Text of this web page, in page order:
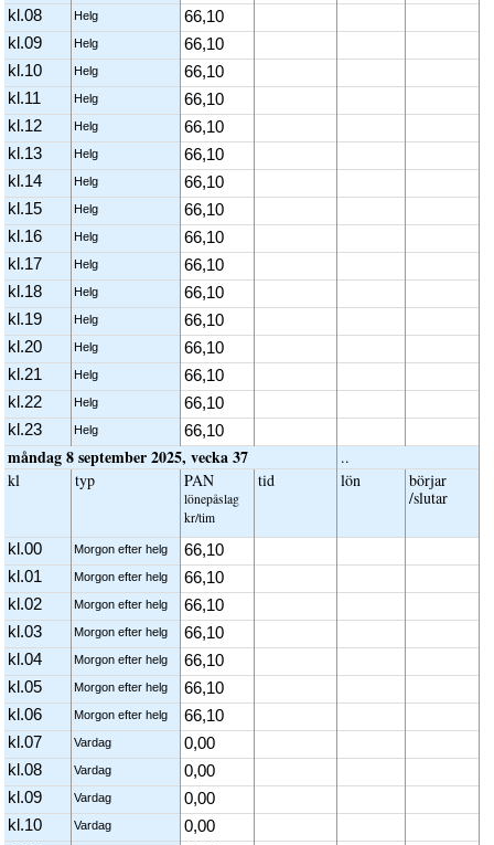
kl.08 Helg
66,10
kl.09
Helg
66,10
kl.10
Helg
66,10
kl.11
Helg
66,10
kl.12
Helg
66,10
kl.13
Helg
66,10
kl.14
Helg
66,10
kl.15
Helg
66,10
kl.16
Helg
66,10
kl.17
Helg
66,10
kl.18
Helg
66,10
kl.19
Helg
66,10
kl.20
Helg
66,10
kl.21
Helg
66,10
kl.22
Helg
66,10
kl.23
Helg 66,10
måndag 8 september 2025, vecka 37
..
kl
typ PAN
löne­påslag
kr/tim
tid lön
börjar
/slutar
kl.00 Morgon efter helg
66,10
kl.01
Morgon efter helg
66,10
kl.02
Morgon efter helg
66,10
kl.03
Morgon efter helg
66,10
kl.04
Morgon efter helg
66,10
kl.05
Morgon efter helg
66,10
kl.06
Morgon efter helg
66,10
kl.07
Vardag
0,00
kl.08
Vardag
0,00
kl.09
Vardag
0,00
kl.10
Vardag
0,00